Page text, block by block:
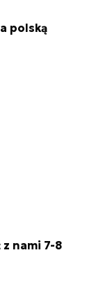
polską
z nami 7-8